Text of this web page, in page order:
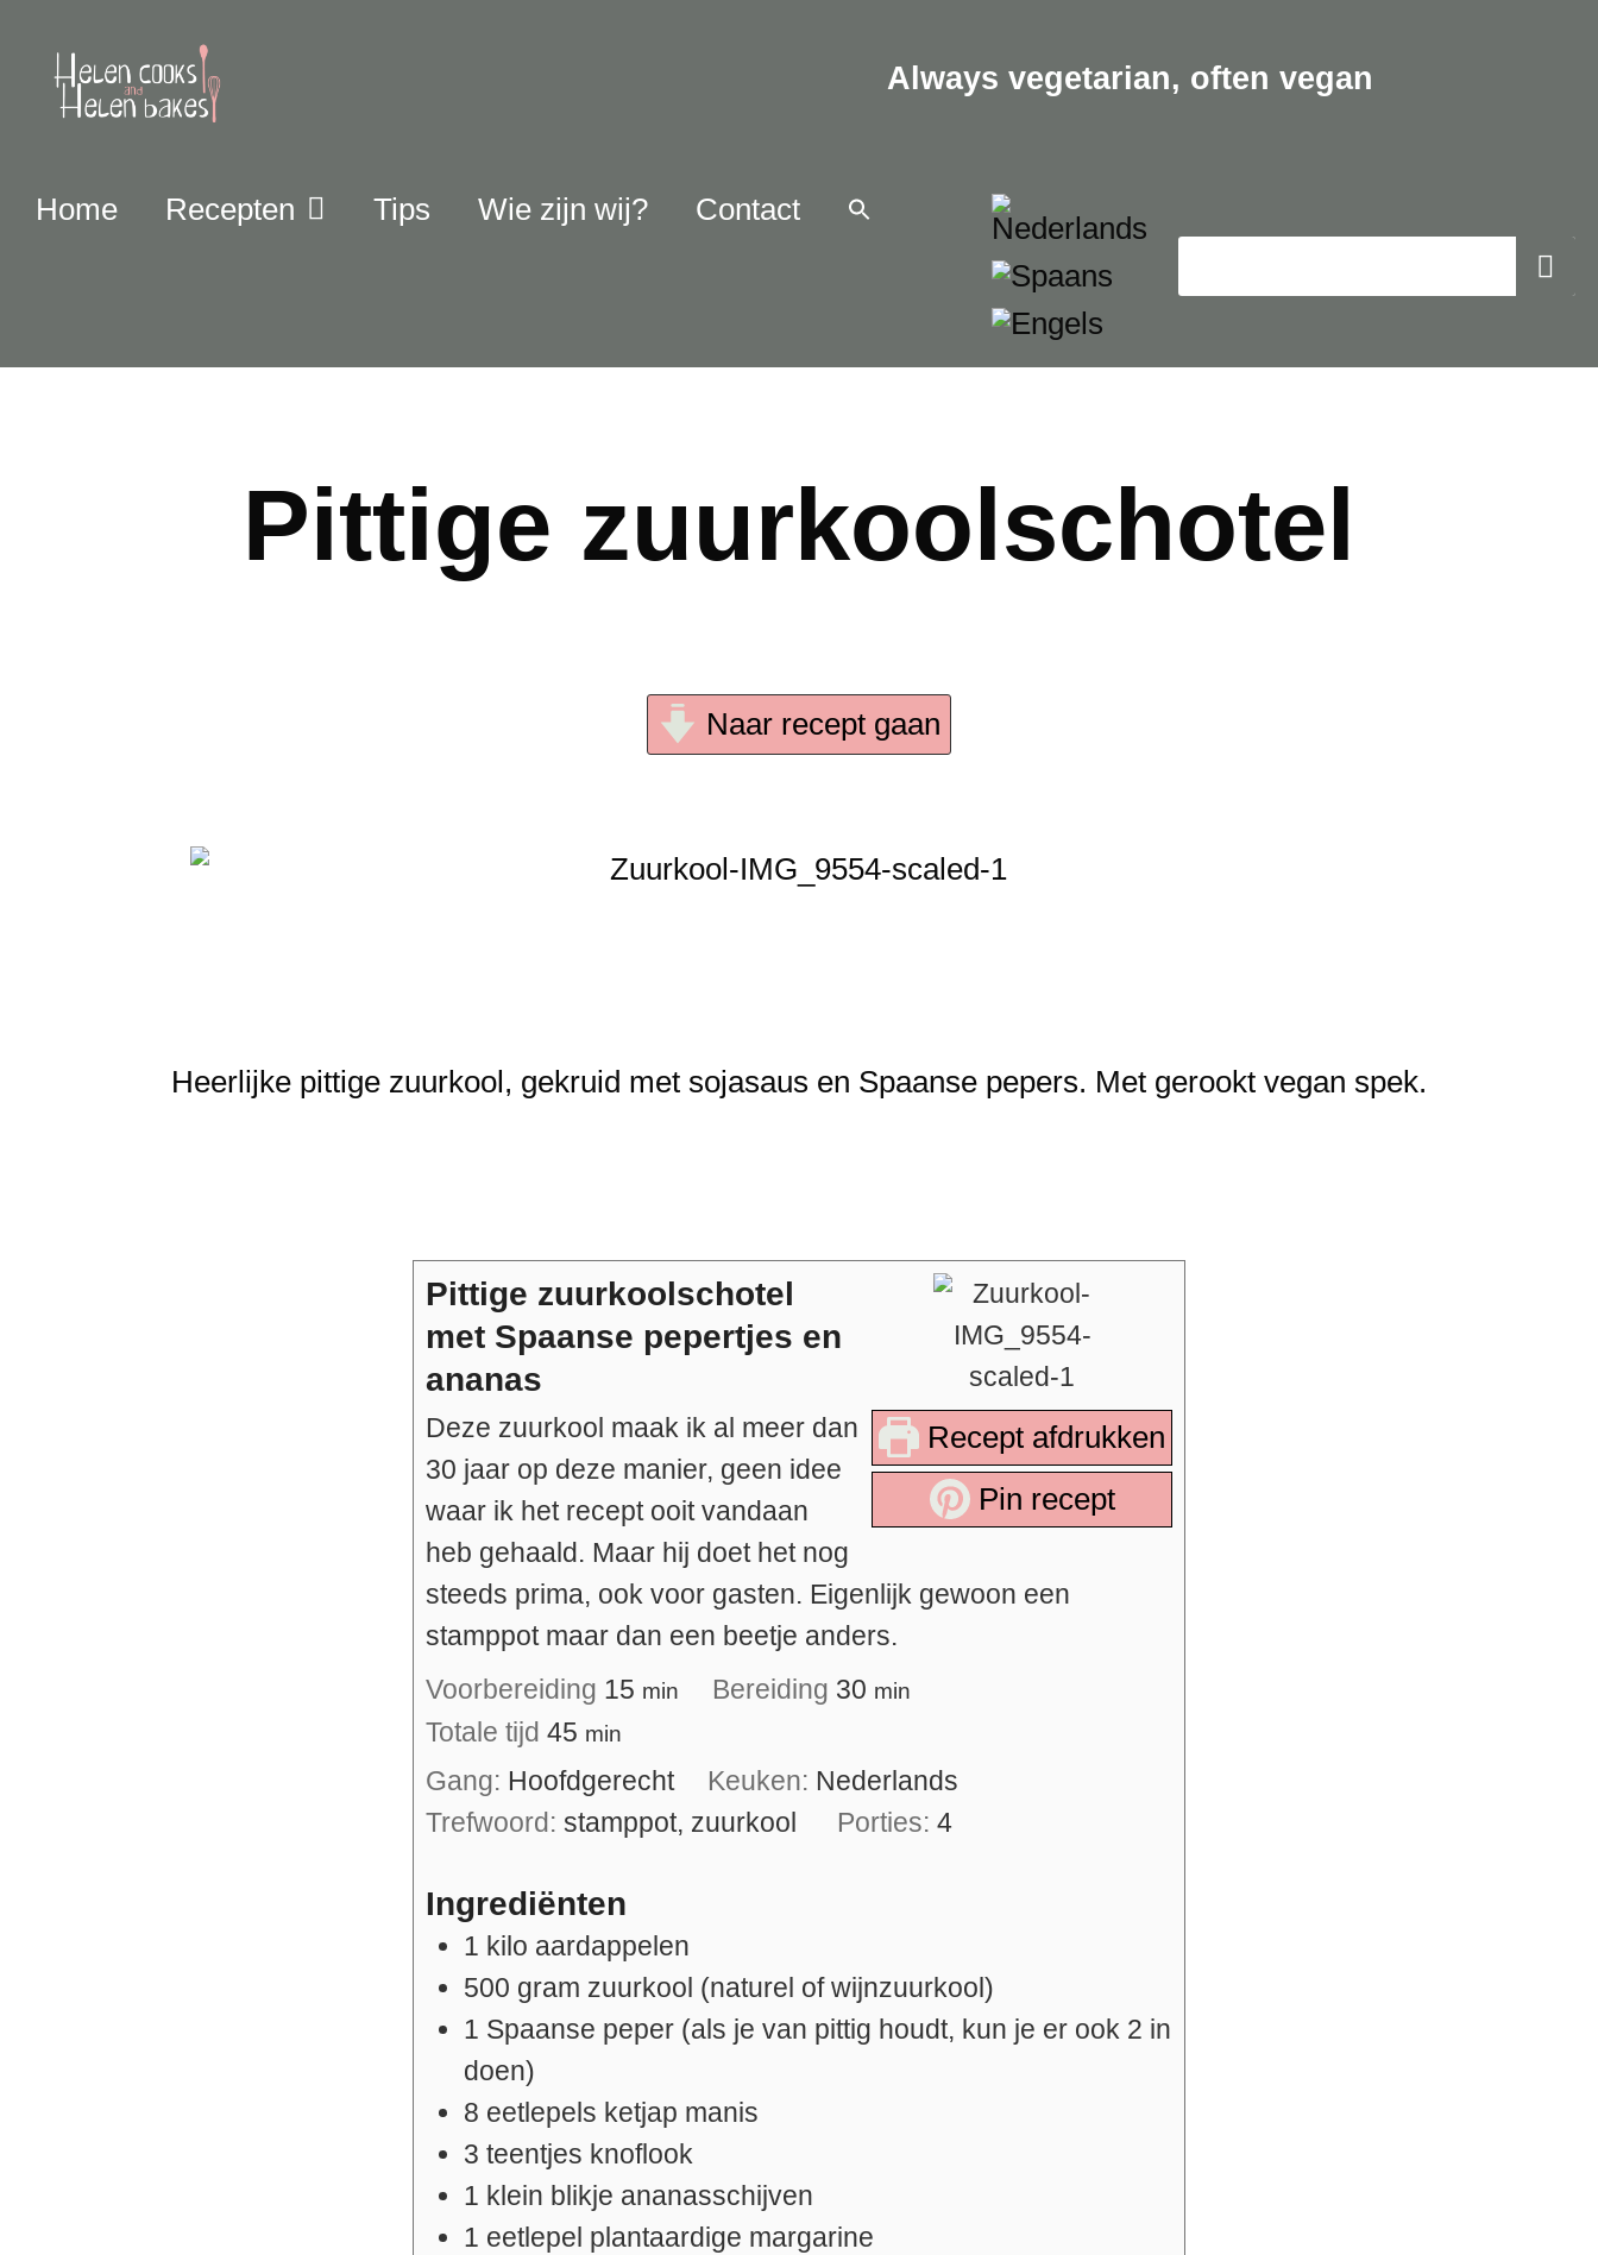
Always vegetarian, often vegan
Home Recepten Tips Wie zijn wij? Contact
Pittige zuurkoolschotel
Naar recept gaan
Heerlijke pittige zuurkool, gekruid met sojasaus en Spaanse pepers. Met gerookt vegan spek.
Recept afdrukken
Pin recept
Pittige zuurkoolschotel
met Spaanse pepertjes en
ananas
Deze zuurkool maak ik al meer dan
30 jaar op deze manier, geen idee
waar ik het recept ooit vandaan
heb gehaald. Maar hij doet het nog
steeds prima, ook voor gasten. Eigenlijk gewoon een
stamppot maar dan een beetje anders.
Voorbereiding 15 min Bereiding 30 min
Totale tijd 45 min
Gang: Hoofdgerecht Keuken: Nederlands
Trefwoord: stamppot, zuurkool Porties:4
Ingrediënten
1 kilo aardappelen
500 gram zuurkool (naturel of wijnzuurkool)
1 Spaanse peper (als je van pittig houdt, kun je er ook 2 in
doen)
8 eetlepels ketjap manis
3 teentjes knoflook
1 klein blikje ananasschijven
1 eetlepel plantaardige margarine